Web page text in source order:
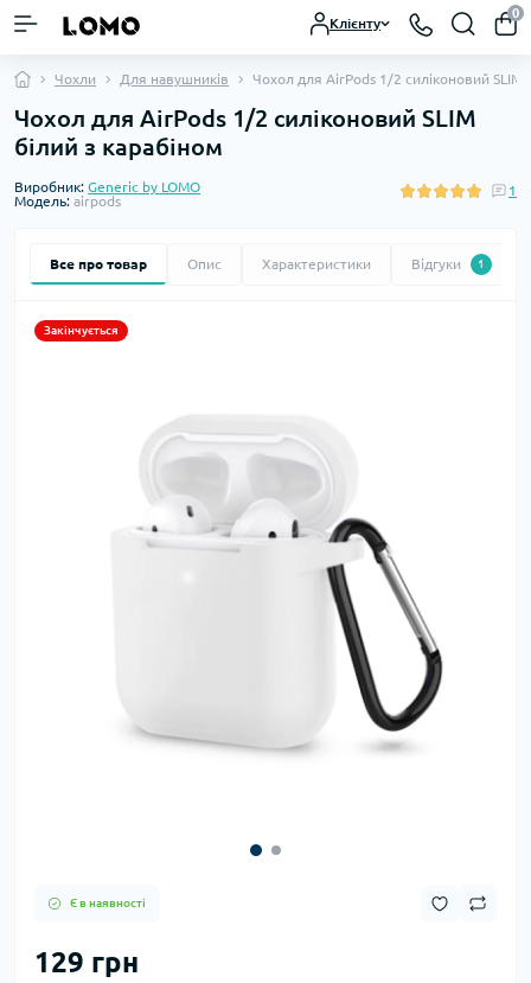
Клієнту
0
Чохли Для навушників Чохол для AirPods 1/2 силіконовий SLIM
Чохол для AirPods 1/2 силіконовий SLIM
білий з карабіном
Виробник: Generic by LOMO
Модель: airpods
1
Все про товар Опис Характеристики Відгуки 1
Закінчується
Є в наявності
129 грн